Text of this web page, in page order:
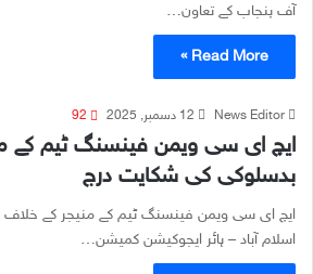
آف پنجاب کے تعاون…
Read More »
News Editor 12 دسمبر, 2025 92
ایچ ای سی ویمن فینسنگ ٹیم کے
بدسلوکی کی شکایت درج
ایچ ای سی ویمن فینسنگ ٹیم کے منیجر کے
اسلام آباد – ہائر ایجوکیشن کمیشن…